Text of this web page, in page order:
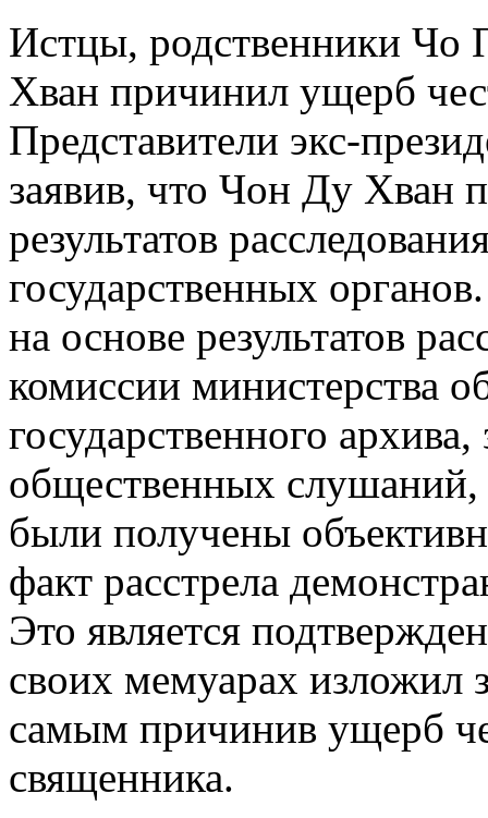
Истцы, родственники Чо
Хван причинил ущерб
Представители экс-
заявив, что Чон Ду Хван
результатов
государственных
на основе результатов
комиссии министерства
государственного
общественных слушаний,
были получены
факт расстрела
Это является
своих мемуарах изложил
самым причинив ущерб
священника.